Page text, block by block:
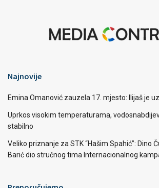
Najnovije
Emina Omanović zauzela 17. mjesto: Ilijaš je
Uprkos visokim temperaturama,
stabilno
Veliko priznanje za STK “Hašim Spahić”: Dino
Barić dio stručnog tima Internacionalnog